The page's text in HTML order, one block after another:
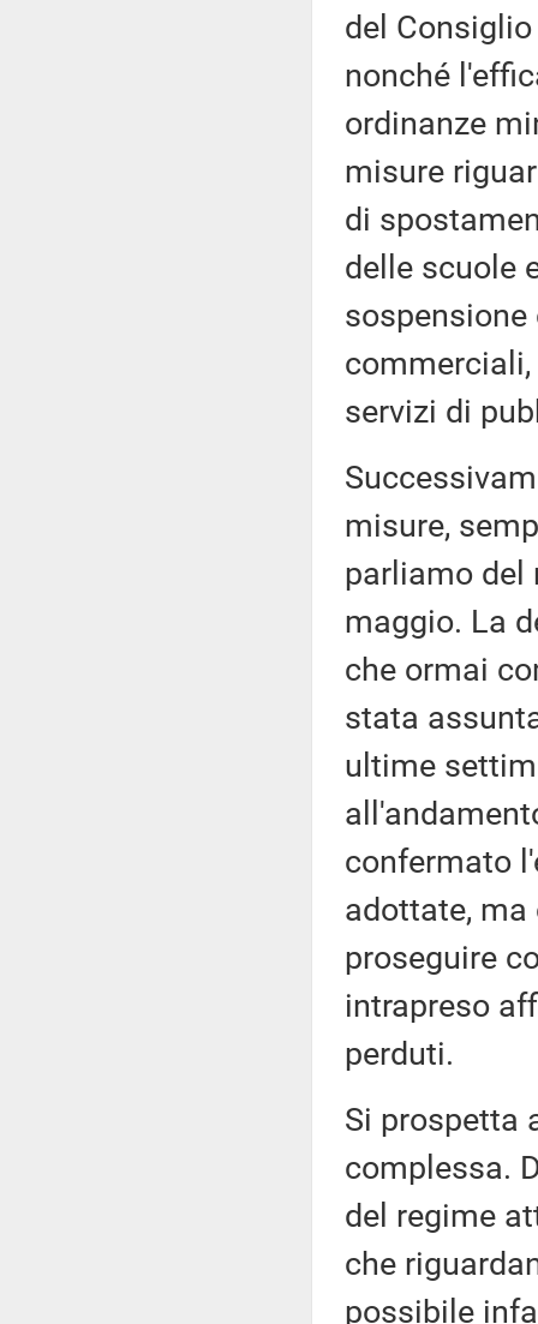
del
nonché
ordinanze
misure
di
delle scuole
commerciali,
servizi di
misure,
parliamo del
maggio. La
che ormai
stata
ultime
confermato
adottate,
proseguire
intrapreso
perduti.
Si prospetta
complessa.
del regime
che
possibile